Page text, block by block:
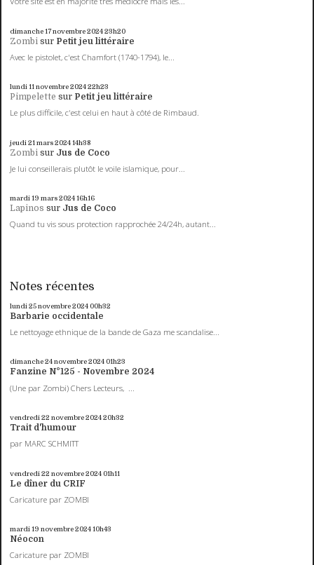
dimanche 17novembre 202423h20
Zombi sur Petit jeu littéraire
Avec le pistolet, c'est Chamfort (1740-1794), le...
lundi 11novembre 202422h23
Pimpelette sur Petit jeu littéraire
Le plus difficile, c'est celui en haut à côté de Rimbaud.
jeudi 21 mars 202414h38
Zombi sur Jus de Coco
Je lui conseillerais plutôt le voile islamique, pour...
mardi 19 mars 202416h16
Lapinos sur Jus de Coco
Quand tu vis sous protection rapprochée 24/24h, autant...
Notes récentes
lundi 25novembre 2024 00h32
Barbarie occidentale
Le nettoyage ethnique de la bande de Gaza me scandalise...
dimanche 24novembre 2024 01h23
Fanzine N°125 - Novembre 2024
(Une par Zombi) Chers Lecteurs, ...
vendredi 22 novembre 202420h32
Trait d'humour
par MARC SCHMITT
vendredi 22 novembre 2024 01h11
Le dîner du CRIF
Caricature par ZOMBI
mardi 19 novembre 202410h43
Néocon
Caricature par ZOMBI